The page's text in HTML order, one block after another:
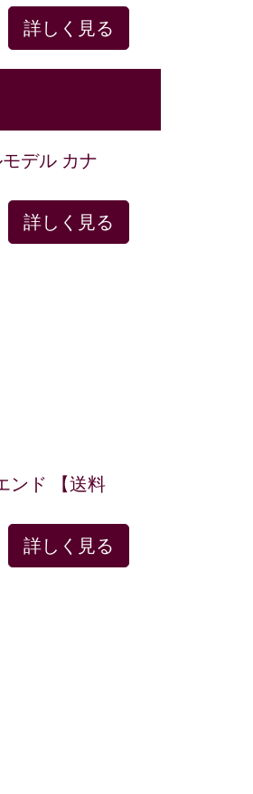
詳しく見る
デル カナ
詳しく見る
ンド 【送料
詳しく見る